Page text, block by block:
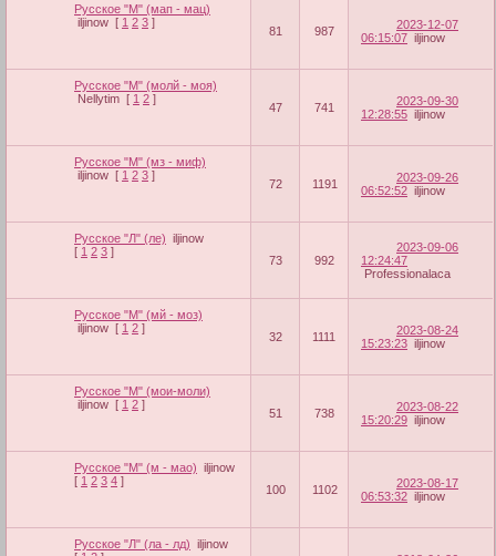
Русское "М" (мап - мац)
iljinow [ 1 2 3 ]
81 987
2023-12-07
06:15:07 iljinow
Русское "М" (молй - моя)
Nellytim [ 1 2 ]
47 741
2023-09-30
12:28:55 iljinow
Русское "М" (мз - миф)
iljinow [ 1 2 3 ]
72 1191
2023-09-26
06:52:52 iljinow
Русское "Л" (ле) iljinow
[ 1 2 3 ]
73 992
2023-09-06
12:24:47
Professionalaca
Русское "М" (мй - моз)
iljinow [ 1 2 ]
32 1111
2023-08-24
15:23:23 iljinow
Русское "М" (мои-моли)
iljinow [ 1 2 ]
51 738
2023-08-22
15:20:29 iljinow
Русское "М" (м - мао) iljinow
[ 1 2 3 4 ]
100 1102
2023-08-17
06:53:32 iljinow
Русское "Л" (ла - лд) iljinow